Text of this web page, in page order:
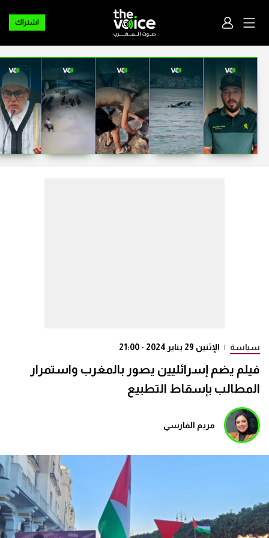
اشتراك
سياسة | الإثنين 29 يناير 2024 - 21:00
فيلم يضم إسرائليين يصور بالمغرب واستمرار
المطالب بإسقاط التطبيع
مريم الفارسي